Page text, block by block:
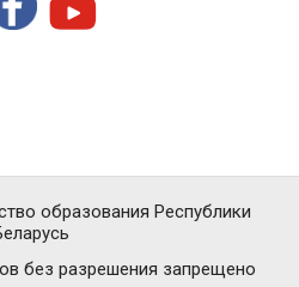
без разрешения запрещено
образования Республики